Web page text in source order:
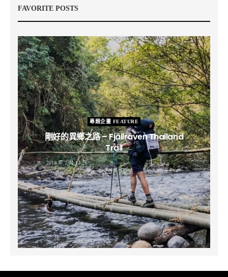
FAVORITE POSTS
專題企畫 FEATURE
剛好的異鄉之路 – Fjällräven Thailand
Trail
B 2019 年 2 月 12 日